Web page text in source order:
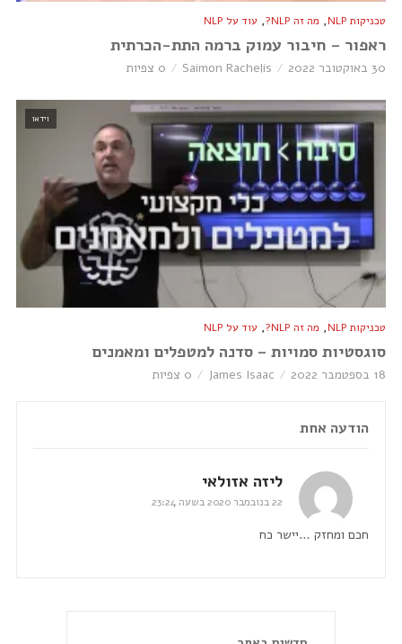
טכניקות NLP , מה זה NLP? , עוד על NLP
ראפור – חיבור עמוק ברמה התת-הכרתית
30 באוקטובר 2022 Saimon Rachelis 0 צפיות
וידאו
טכניקות NLP , מה זה NLP? , עוד על NLP
סוגסטיות סמויות – סדנה למטפלים ומאמנים
18 בספטמבר 2022 James Isaac 0 צפיות
הודעה אחת
ליזה אזולאי
22 בנובמבר 2020 בשעה 23:24
חכם ומחזק …יישר כח